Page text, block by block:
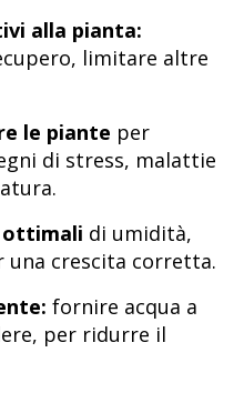
alla pianta:
limitare altre
le piante per
di stress, malattie
ottimali di umidità,
una crescita corretta.
fornire acqua a
per ridurre il